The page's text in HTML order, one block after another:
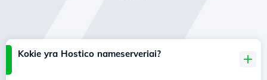
Kokie yra Hostico nameserveriai?